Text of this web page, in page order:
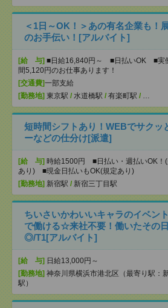
＜1日～OK！＞あの有名企業も！
のお手伝い！[アルバイト]
[給 与] ■日給16,840円～ ■日払いOK ■実
間5,120円のお仕事あります！
[交通費]一部支給
[勤務地] 東京駅 / 水道橋駅 / 有楽町駅 / …
短時間シフトあり！WEBでサクッ
ーなどの仕分け[派遣]
[給 与] 時給1500円 ■日払い・週払いOK！(
あり) ■現金日払いもOK(規定あり)
[勤務地] 新宿駅 / 新宿三丁目駅
ちいさいかわいいキャラのイベン
で働ける☆来社不要！働いたその
◎/T1[アルバイト]
[給 与] 日給13,000円～
[勤務地] 神奈川県横浜市港北区（最寄り駅：
駅）